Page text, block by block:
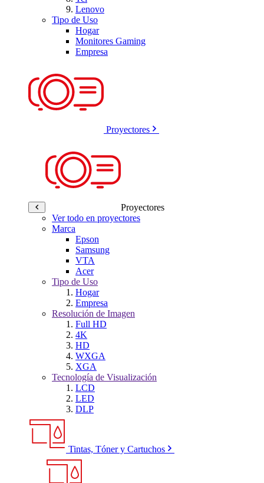
Lenovo
Tipo de Uso
Hogar
Monitores Gaming
Empresa
Proyectores
Proyectores
Ver todo en proyectores
Marca
Epson
Samsung
VTA
Acer
Tipo de Uso
Hogar
Empresa
Resolución de Imagen
Full HD
4K
HD
WXGA
XGA
Tecnología de Visualización
LCD
LED
DLP
Tintas, Tóner y Cartuchos